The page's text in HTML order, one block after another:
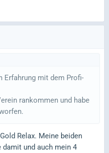
Erfahrung mit dem Profi-
rankommen und habe
Relax. Meine beiden
damit und auch mein 4